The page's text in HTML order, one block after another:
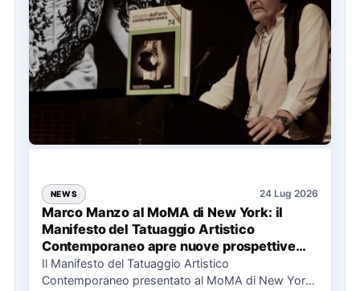
NEWS 24 Lug 2026
Marco Manzo al MoMA di New York: il
Manifesto del Tatuaggio Artistico
Contemporaneo apre nuove prospettive
per il collezionismo
Il Manifesto del Tatuaggio Artistico
Contemporaneo presentato al MoMA di New York